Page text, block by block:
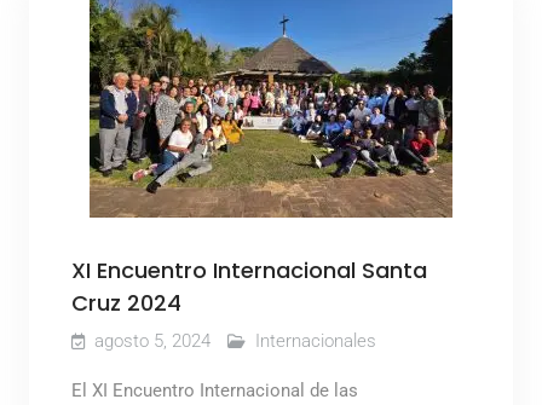
XI Encuentro Internacional Santa
Cruz 2024
agosto 5, 2024 Internacionales
El XI Encuentro Internacional de las